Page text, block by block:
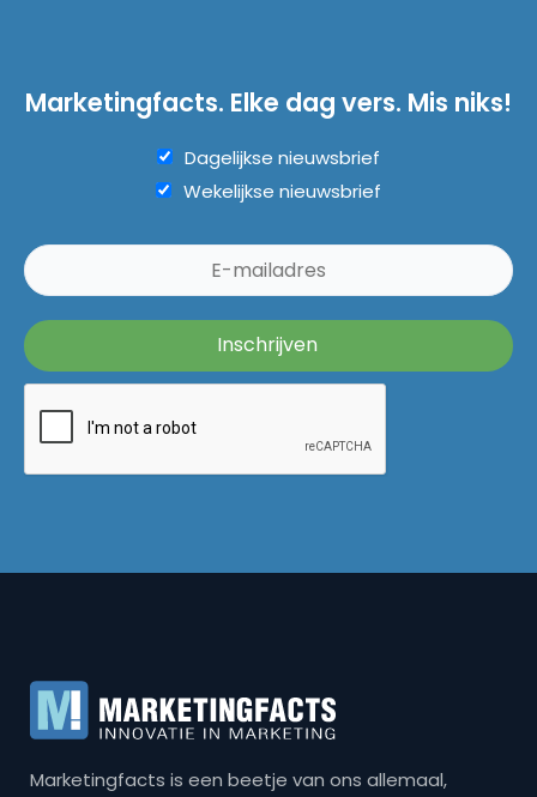
Marketingfacts. Elke dag vers. Mis niks!
Dagelijkse nieuwsbrief
Wekelijkse nieuwsbrief
Marketingfacts is een beetje van ons allemaal,